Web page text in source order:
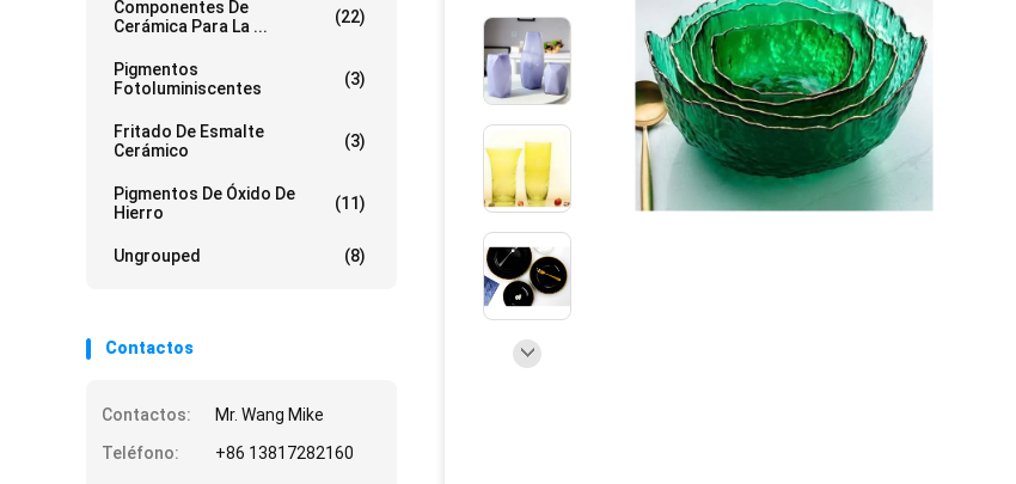
Componentes De
Cerámica Para La ...
(22)
Pigmentos
Fotoluminiscentes
(3)
Fritado De Esmalte
Cerámico
(3)
Pigmentos De Óxido De
Hierro
(11)
Ungrouped (8)
Contactos
Contactos:
Mr. Wang Mike
Teléfono:
+86 13817282160